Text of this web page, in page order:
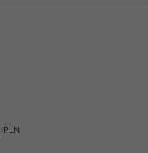
PLN